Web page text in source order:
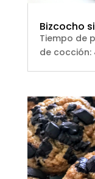
Bizcocho
Tiempo de
de cocción: